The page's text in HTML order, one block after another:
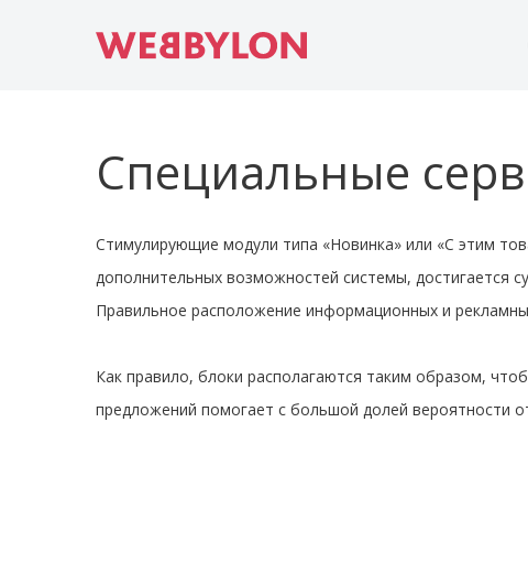
Специальные
Стимулирующие модули типа «Новинка» или «С этим
дополнительных возможностей системы, достигается
Правильное расположение информационных и
Как правило, блоки располагаются таким образом,
предложений помогает с большой долей вероятности